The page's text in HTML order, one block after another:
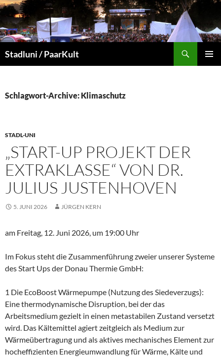
Stadluni / PaarKult
Schlagwort-Archive: Klimaschutz
STADL-UNI
„START-UP PROJEKT DER
EXTRAKLASSE“ VON DR.
JULIUS JUSTENHOVEN
5. JUNI 2026 JÜRGEN KERN
am Freitag, 12. Juni 2026, um 19:00 Uhr
Im Fokus steht die Zusammenführung zweier unserer Systeme
des Start Ups der Donau Thermie GmbH:
1 Die EcoBoost Wärmepumpe (Nutzung des Siedeverzugs):
Eine thermodynamische Disruption, bei der das
Arbeitsmedium gezielt in einen metastabilen Zustand versetzt
wird. Das Kältemittel agiert zeitgleich als Medium zur
Wärmeübertragung und als aktives mechanisches Element zur
hocheffizienten Energieumwandlung für Wärme, Kälte und